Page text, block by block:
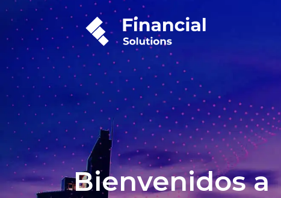
Bienvenidos a